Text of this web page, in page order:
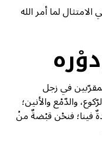
لما أمر الله
في زجل
والدّمْع والأنين؛
فينا؛ فنحْن قبْضةٌ منْ